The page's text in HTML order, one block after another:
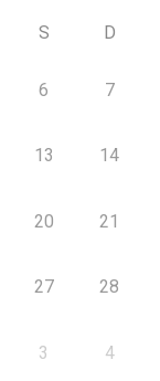
S D
6 7
13 14
20 21
27 28
3 4